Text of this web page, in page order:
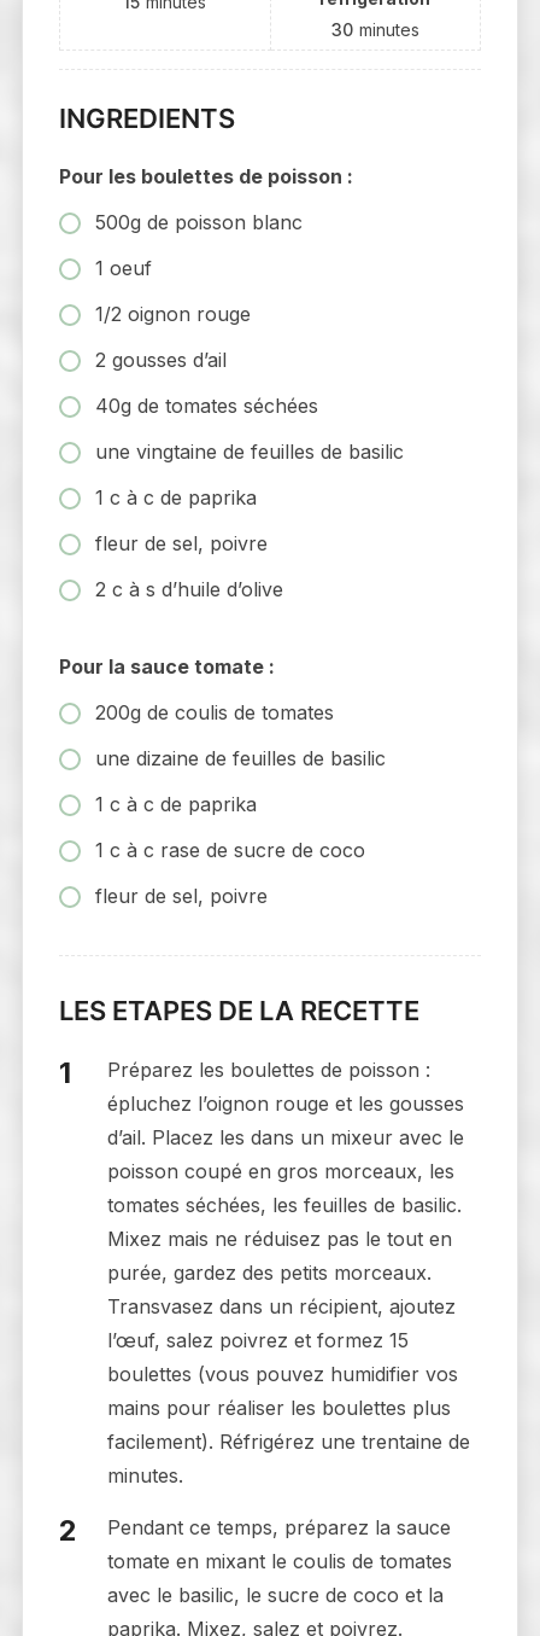
30 minutes
INGREDIENTS
Pour les boulettes de poisson :
500g de poisson blanc
1 oeuf
1/2 oignon rouge
2 gousses d’ail
40g de tomates séchées
une vingtaine de feuilles de basilic
1 c à c de paprika
fleur de sel, poivre
2 c à s d’huile d’olive
Pour la sauce tomate :
200g de coulis de tomates
une dizaine de feuilles de basilic
1 c à c de paprika
1 c à c rase de sucre de coco
fleur de sel, poivre
LES ETAPES DE LA RECETTE
Préparez les boulettes de poisson :
épluchez l’oignon rouge et les gousses
d’ail. Placez les dans un mixeur avec le
poisson coupé en gros morceaux, les
tomates séchées, les feuilles de basilic.
Mixez mais ne réduisez pas le tout en
purée, gardez des petits morceaux.
Transvasez dans un récipient, ajoutez
l’œuf, salez poivrez et formez 15
boulettes (vous pouvez humidifier vos
mains pour réaliser les boulettes plus
facilement). Réfrigérez une trentaine de
minutes.
Pendant ce temps, préparez la sauce
tomate en mixant le coulis de tomates
avec le basilic, le sucre de coco et la
paprika. Mixez, salez et poivrez.